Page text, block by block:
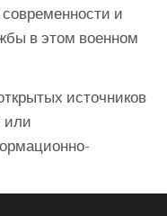
современности и
в этом военном
источников
или